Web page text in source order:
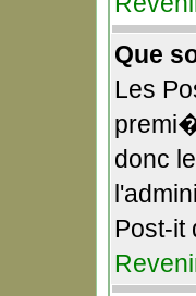
Que
Les
donc
Post-it